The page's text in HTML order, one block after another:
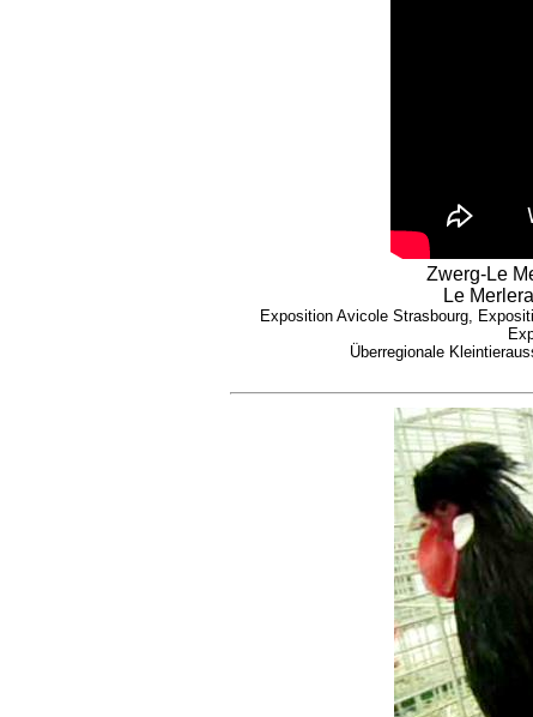
Zwerg-Le
Le
Exposition Avicole Strasbourg,
Überregionale